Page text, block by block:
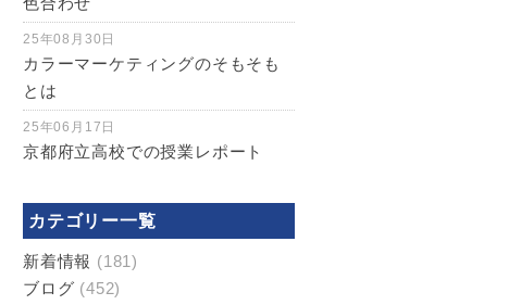
25年08月30日
カラーマーケティングのそもそも
とは
25年06月17日
京都府立高校での授業レポート
カテゴリー一覧
新着情報 (181)
ブログ (452)